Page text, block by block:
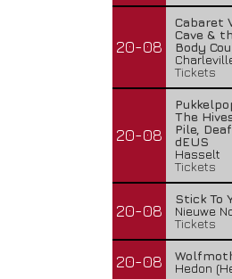
20-08
Cabaret
Cave &
Body
Tickets
20-08
The
Pile,
dEUS
Hasselt
Tickets
20-08
Stick To
Nieuwe
Tickets
20-08
Hedon